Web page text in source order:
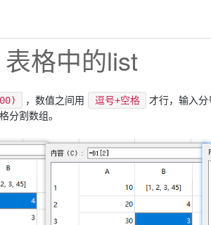
格中的list
，数值之间用 逗号+空格
才行，输入
分割数组。